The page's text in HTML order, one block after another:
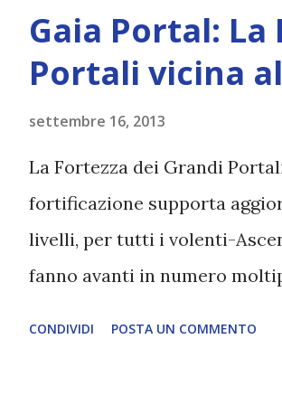
ipersensibili. Non
società moderna. Spesso
insonnia. Quello che altra
Gaia Portal:
Portali vicina
settembre 16, 2013
La Fortezza dei Grandi
fortificazione supporta
livelli, per tutti i volenti-
fanno avanti in numero
CONDIVIDI POSTA UN COMMENTO